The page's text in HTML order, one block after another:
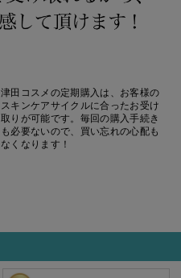
津田コスメの定期購入は、お客様の
スキンケアサイクルに合ったお受け
取りが可能です。毎回の購入手続き
も必要ないので、買い忘れの心配も
なくなります！